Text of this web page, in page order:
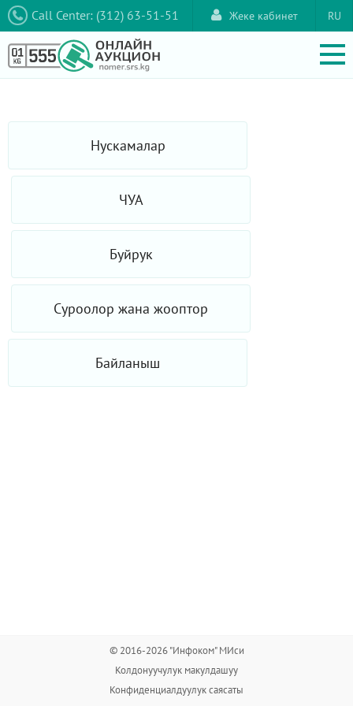
Call Center: (312) 63-51-51 RU
Жеке кабинет
Нускамалар
ЧУА
Буйрук
Суроолор жана жооптор
Байланыш
© 2016-2026 "Инфоком" МИси
Колдонуучулук макулдашуу
Конфиденциалдуулук саясаты